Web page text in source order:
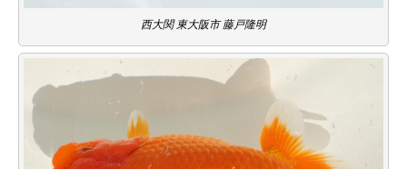
西大関 東大阪市 藤戸隆明